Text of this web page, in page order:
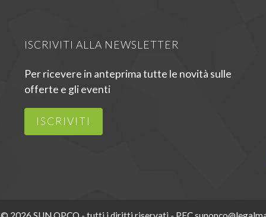
ISCRIVITI ALLA NEWSLETTER
Per ricevere in anteprima tutte le novità sulle
offerte e gli eventi
ISCRIVITI